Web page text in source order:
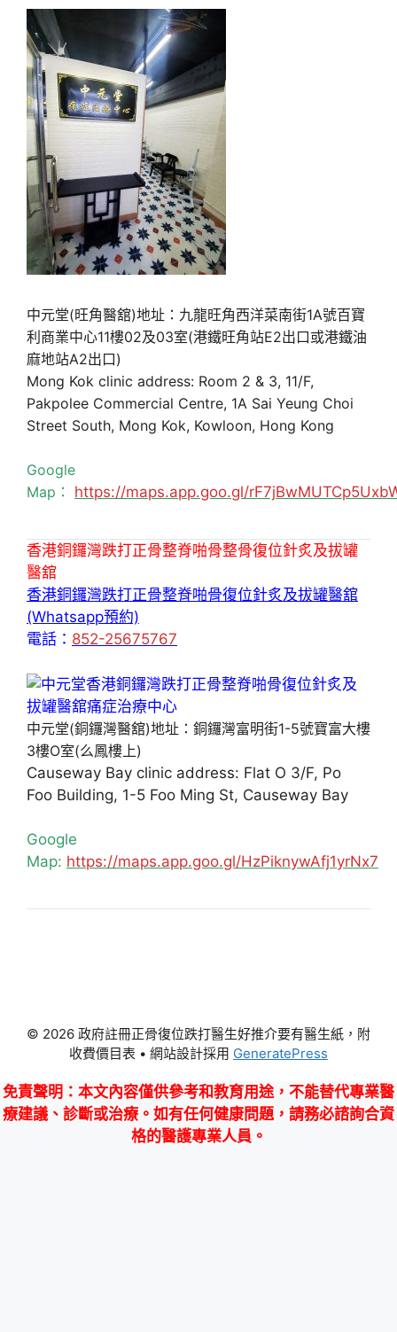
中元堂(旺角醫舘)地址：九龍旺角西洋菜南街1A號百寶
利商業中心11樓02及03室(港鐵旺角站E2出口或港鐵油
麻地站A2出口)
Mong Kok clinic address: Room 2 & 3, 11/F,
Pakpolee Commercial Centre, 1A Sai Yeung Choi
Street South, Mong Kok, Kowloon, Hong Kong
Google
Map： https://maps.app.goo.gl/
香港銅鑼灣跌打正骨整脊啪骨整骨復位針炙及拔罐
醫舘
香港銅鑼灣跌打正骨整脊啪骨復位針炙及拔罐醫舘
(Whatsapp預約)
電話： 852-25675767
中元堂(銅鑼灣醫舘)地址：銅鑼灣富明街1-5號寶富大樓
3樓O室(么鳳樓上)
Causeway Bay clinic address: Flat O 3/F, Po
Foo Building, 1-5 Foo Ming St, Causeway Bay
Google
Map: https://maps.app.goo.gl/HzPiknywAfj1yrNx7
© 2026 政府註冊正骨復位跌打醫生好推介要有醫生紙，附
收費價目表 • 網站設計採用 GeneratePress
免責聲明 ：本文內容僅供參考和教育用途，不能替代專業醫
療建議、診斷或治療。如有任何健康問題，請務必諮詢合資
格的醫護專業人員。